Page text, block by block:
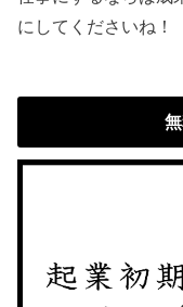
にしてくださいね！